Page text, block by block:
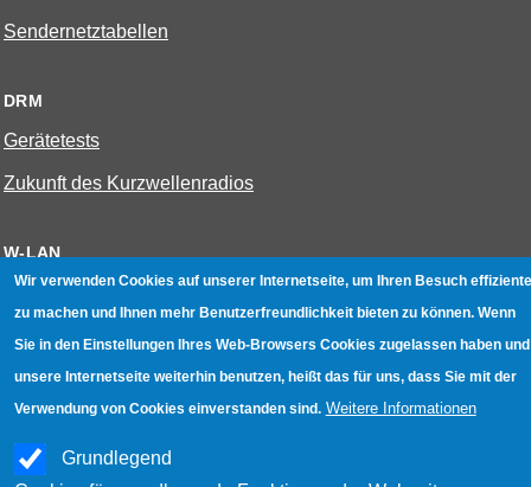
Sendernetztabellen
DRM
Gerätetests
Zukunft des Kurzwellenradios
W-LAN
Geräte mit Aufnahmefunktion
Gerätetests
Hotspot absichern
WLAN-Testbuch
Wir verwenden Cookies auf unserer Internetseite, um Ihren Besuch
zu machen und Ihnen mehr Benutzerfreundlichkeit bieten zu können. Wenn
Sie in den Einstellungen Ihres Web-Browsers Cookies zugelassen haben und
unsere Internetseite weiterhin benutzen, heißt das für uns, dass Sie mit der
Verwendung von Cookies einverstanden sind. Weitere Informationen
Grundlegend